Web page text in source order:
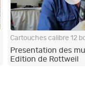
Cartouches calibre 12
Presentation des
Edition de Rottweil